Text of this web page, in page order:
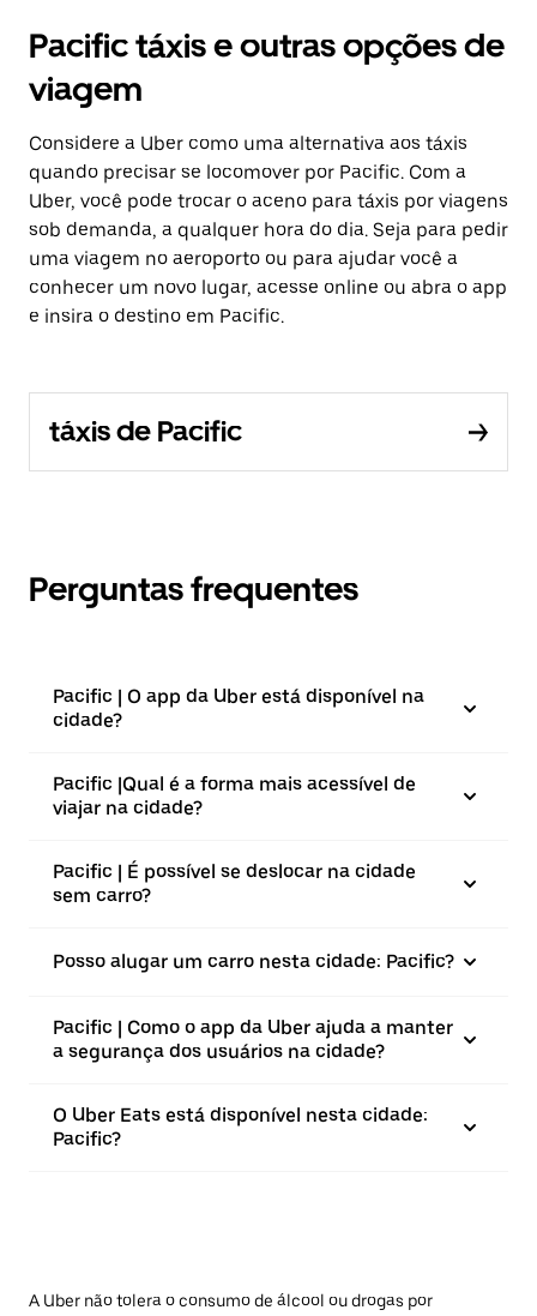
Pacific táxis e outras opções de
viagem
Considere a Uber como uma alternativa aos táxis
quando precisar se locomover por Pacific. Com a
Uber, você pode trocar o aceno para táxis por viagens
sob demanda, a qualquer hora do dia. Seja para pedir
uma viagem no aeroporto ou para ajudar você a
conhecer um novo lugar, acesse online ou abra o app
e insira o destino em Pacific.
táxis de Pacific
Perguntas frequentes
Pacific | O app da Uber está disponível na
cidade?
Pacific |⁠Qual é a forma mais acessível de
viajar na cidade?
Pacific | É possível se deslocar na cidade
sem carro?
Posso alugar um carro nesta cidade: Pacific?
Pacific | Como o app da Uber ajuda a manter
a segurança dos usuários na cidade?
O Uber Eats está disponível nesta cidade:
Pacific?
A Uber não tolera o consumo de álcool ou drogas por